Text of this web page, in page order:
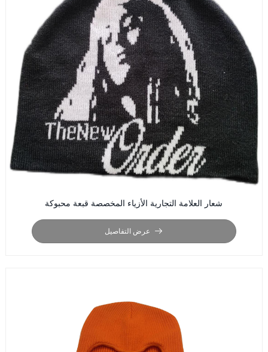
شعار العلامة التجارية الأزياء المخصصة قبعة محبوكة
عرض التفاصيل